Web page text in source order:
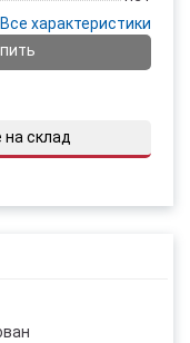
Все характеристики
склад